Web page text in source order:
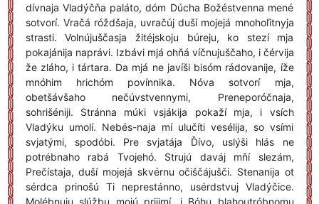
dívnaja Vladýčňa paláto, dóm Dúcha Božéstvenna mené
sotvorí. Vračá róždšaja, uvračúj duší mojejá mnohoľitnyja
strasti. Volnújuščasja žitéjskoju búreju, ko stezí mja
pokajánija naprávi. Izbávi mjá ohňá víčnujuščaho, i čérvija
že zláho, i tártara. Da mjá ne javíši bisóm rádovanije, íže
mnóhim hrichóm povínnika. Nóva sotvorí mja,
obetšávšaho nečúvstvennymi, Preneporóčnaja,
sohrišéniji. Stránna múki vsjákija pokaží mja, i vsích
Vladýku umolí. Nebés-naja mí ulučíti vesélija, so vsími
svjatými, spodóbi. Pre svjatája Ďívo, uslýši hlás ne
potrébnaho rabá Tvojehó. Strujú daváj mňí slezám,
Prečístaja, duší mojejá skvérnu očiščájušči. Stenanija ot
sérdca prinošú Ti neprestánno, usérdstvuj Vladýčice.
Molébnuju slúžbu mojú prijimí, i Bóhu blahoutróbnomu